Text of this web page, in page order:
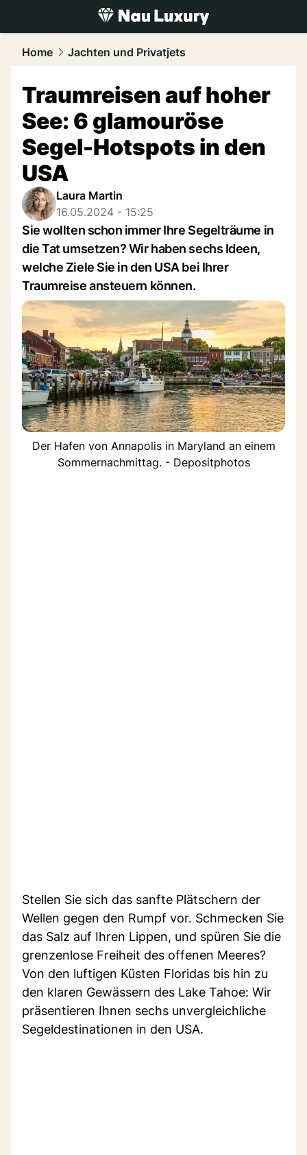
luxury.NAU.ch
Home Jachten und Privatjets
Traumreisen auf hoher
See: 6 glamouröse
Segel-Hotspots in den
USA
Laura Martin
16.05.2024 - 15:25
Sie wollten schon immer Ihre Segelträume in
die Tat umsetzen? Wir haben sechs Ideen,
welche Ziele Sie in den USA bei Ihrer
Traumreise ansteuern können.
Der Hafen von Annapolis in Maryland an einem
Sommernachmittag. - Depositphotos
Stellen Sie sich das sanfte Plätschern der
Wellen gegen den Rumpf vor. Schmecken Sie
das Salz auf Ihren Lippen, und spüren Sie die
grenzenlose Freiheit des offenen Meeres?
Von den luftigen Küsten Floridas bis hin zu
den klaren Gewässern des Lake Tahoe: Wir
präsentieren Ihnen sechs unvergleichliche
Segeldestinationen in den USA.